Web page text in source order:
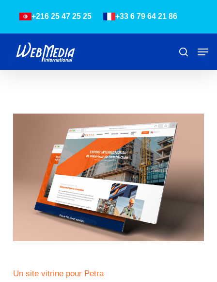
content
+216 25 47 25 25 +33 6 79 64 21 86
Un site vitrine pour Petra